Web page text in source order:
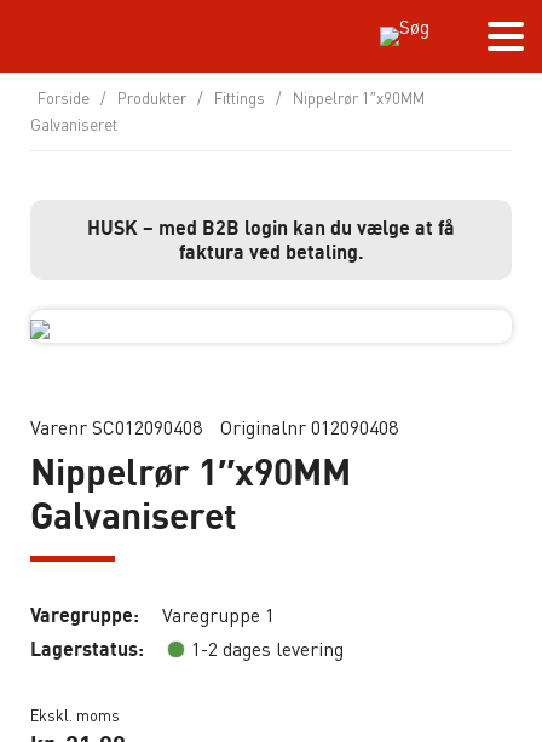
Forside / Produkter / Fittings / Nippelrør 1″x90MM
Galvaniseret
HUSK – med B2B login kan du vælge at få
faktura ved betaling.
Varenr SC012090408 Originalnr 012090408
Nippelrør 1″x90MM
Galvaniseret
Varegruppe: Varegruppe 1
Lagerstatus: 1-2 dages levering
Ekskl. moms